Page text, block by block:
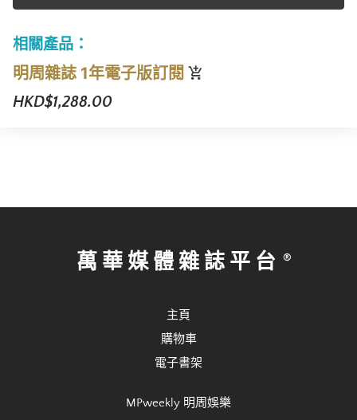
相關產品：
明周雜誌 1年電子版訂閱
HKD$1,288.00
萬華媒體雜誌平台
主頁
購物車
電子書架
MPweekly 明周娛樂